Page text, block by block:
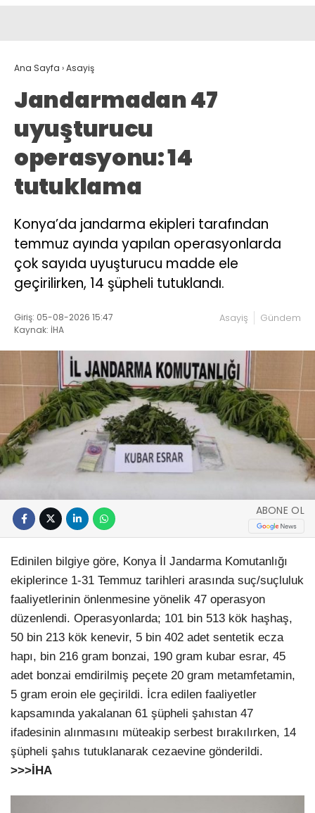
Ana Sayfa ›Asayiş
Jandarmadan 47
uyuşturucu
operasyonu: 14
tutuklama
Konya’da jandarma ekipleri tarafından
temmuz ayında yapılan operasyonlarda
çok sayıda uyuşturucu madde ele
geçirilirken, 14 şüpheli tutuklandı.
Giriş: 05-08-2026 15:47
Kaynak: İHA
Asayiş Gündem
ABONE OL
Edinilen bilgiye göre, Konya İl Jandarma Komutanlığı
ekiplerince 1-31 Temmuz tarihleri arasında suç/suçluluk
faaliyetlerinin önlenmesine yönelik 47 operasyon
düzenlendi. Operasyonlarda; 101 bin 513 kök haşhaş,
50 bin 213 kök kenevir, 5 bin 402 adet sentetik ecza
hapı, bin 216 gram bonzai, 190 gram kubar esrar, 45
adet bonzai emdirilmiş peçete 20 gram metamfetamin,
5 gram eroin ele geçirildi. İcra edilen faaliyetler
kapsamında yakalanan 61 şüpheli şahıstan 47
ifadesinin alınmasını müteakip serbest bırakılırken, 14
şüpheli şahıs tutuklanarak cezaevine gönderildi.
>>>İHA